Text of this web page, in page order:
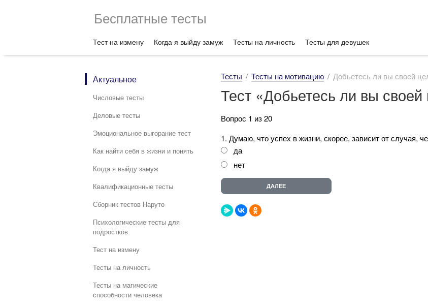
Бесплатные тесты
Тест на измену Когда я выйду замуж Тесты на личность Тесты для девушек
Актуальное
Числовые тесты
Деловые тесты
Эмоциональное выгорание тест
Как найти себя в жизни и понять
Когда я выйду замуж
Квалификационные тесты
Сборник тестов Наруто
Психологические тесты для
подростков
Тест на измену
Тесты на личность
Тесты на магические
способности человека
Тесты Тесты на мотивацию Добьетесь ли вы своей
Тест «Добьетесь ли вы
Вопрос 1 из 20
1. Думаю, что успех в жизни, скорее, зависит от случая,
да
нет